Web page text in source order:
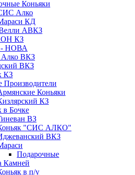
Коньяки
Алко
КД
АВКЗ
КЗ
НОВА
Алко ВКЗ
ВКЗ
КЗ
Производители
Коньяки
КЗ
в Бочке
ВЗ
"СИС АЛКО"
ВКЗ
Подарочные
Камней
в п/у